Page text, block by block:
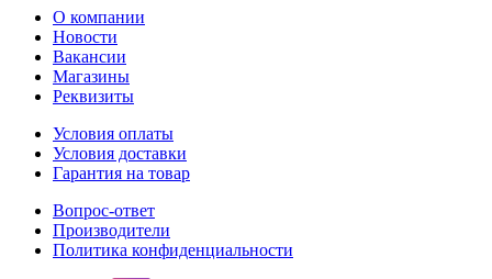
О компании
Новости
Вакансии
Магазины
Реквизиты
Условия оплаты
Условия доставки
Гарантия на товар
Вопрос-ответ
Производители
Политика конфиденциальности